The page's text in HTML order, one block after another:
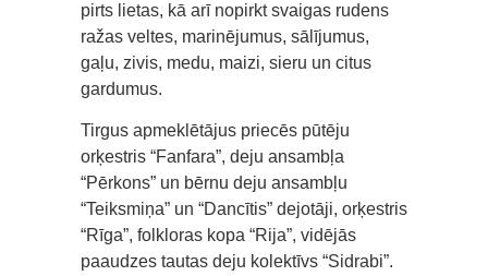
pirts lietas, kā arī nopirkt svaigas rudens
ražas veltes, marinējumus, sālījumus,
gaļu, zivis, medu, maizi, sieru un citus
gardumus.
Tirgus apmeklētājus priecēs pūtēju
orķestris “Fanfara”, deju ansambļa
“Pērkons” un bērnu deju ansambļu
“Teiksmiņa” un “Dancītis” dejotāji, orķestris
“Rīga”, folkloras kopa “Rija”, vidējās
paaudzes tautas deju kolektīvs “Sidrabi”.